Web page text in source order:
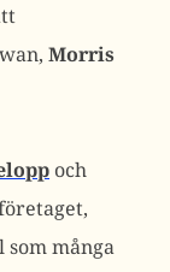
Morris
och
många